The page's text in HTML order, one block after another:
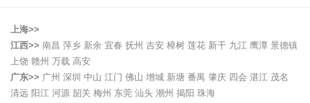
上海>>
江西>> 南昌 萍乡 新余 宜春 抚州 吉安 樟树 莲花 新干 九江 鹰潭 景德镇
上饶 赣州 万载 高安
广东>> 广州 深圳 中山 江门 佛山 增城 新塘 番禺 肇庆 四会 湛江 茂名
清远 阳江 河源 韶关 梅州 东莞 汕头 潮州 揭阳 珠海